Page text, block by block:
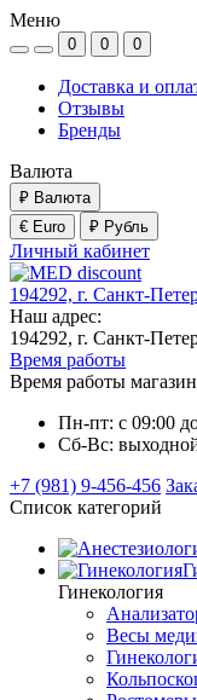
Меню
0 0 0
Доставка и
Отзывы
Бренды
Валюта
₽ Валюта
€ Euro
₽ Рубль
Личный кабинет
194292, г. Санкт-
Наш адрес:
194292, г. Санкт-
Время работы
Время работы
Пн-пт: с 09:00
Сб-Вс:
+7 (981) 9-456-456
Список категорий
Гинекология
Весы